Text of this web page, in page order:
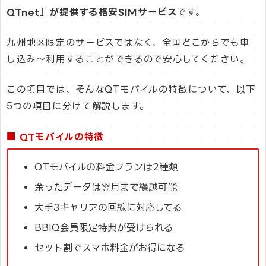
QTnet」が提供する格安SIMサービスです。
九州地区限定のサービスではなく、全国どこからでも申
し込み〜利用することができるので安心してください。
この項目では、そんなQTモバイルの特徴について、以下
5つの項目に分けて解説します。
■ QTモバイルの特徴
QTモバイルの料金プランは2種類
余ったデータは翌月まで繰越可能
大手3キャリアの回線に対応してる
BBIQ会員限定特典が受けられる
セット割でスマホ料金がお得になる